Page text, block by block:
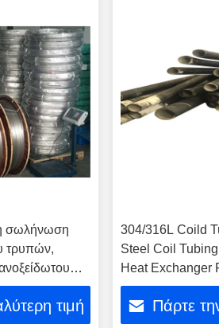
σωλήνωση
τρυπών,
τιμή
304/316L Coild
Steel Coil
Heat Exchanger
Πάρτε